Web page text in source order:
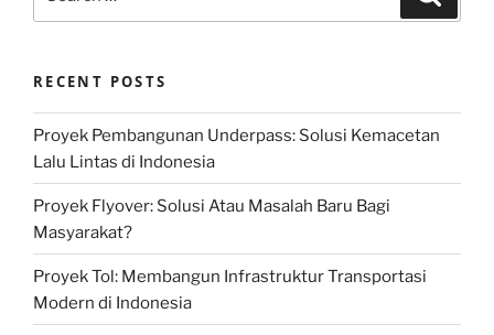
RECENT POSTS
Proyek Pembangunan Underpass: Solusi Kemacetan
Lalu Lintas di Indonesia
Proyek Flyover: Solusi Atau Masalah Baru Bagi
Masyarakat?
Proyek Tol: Membangun Infrastruktur Transportasi
Modern di Indonesia